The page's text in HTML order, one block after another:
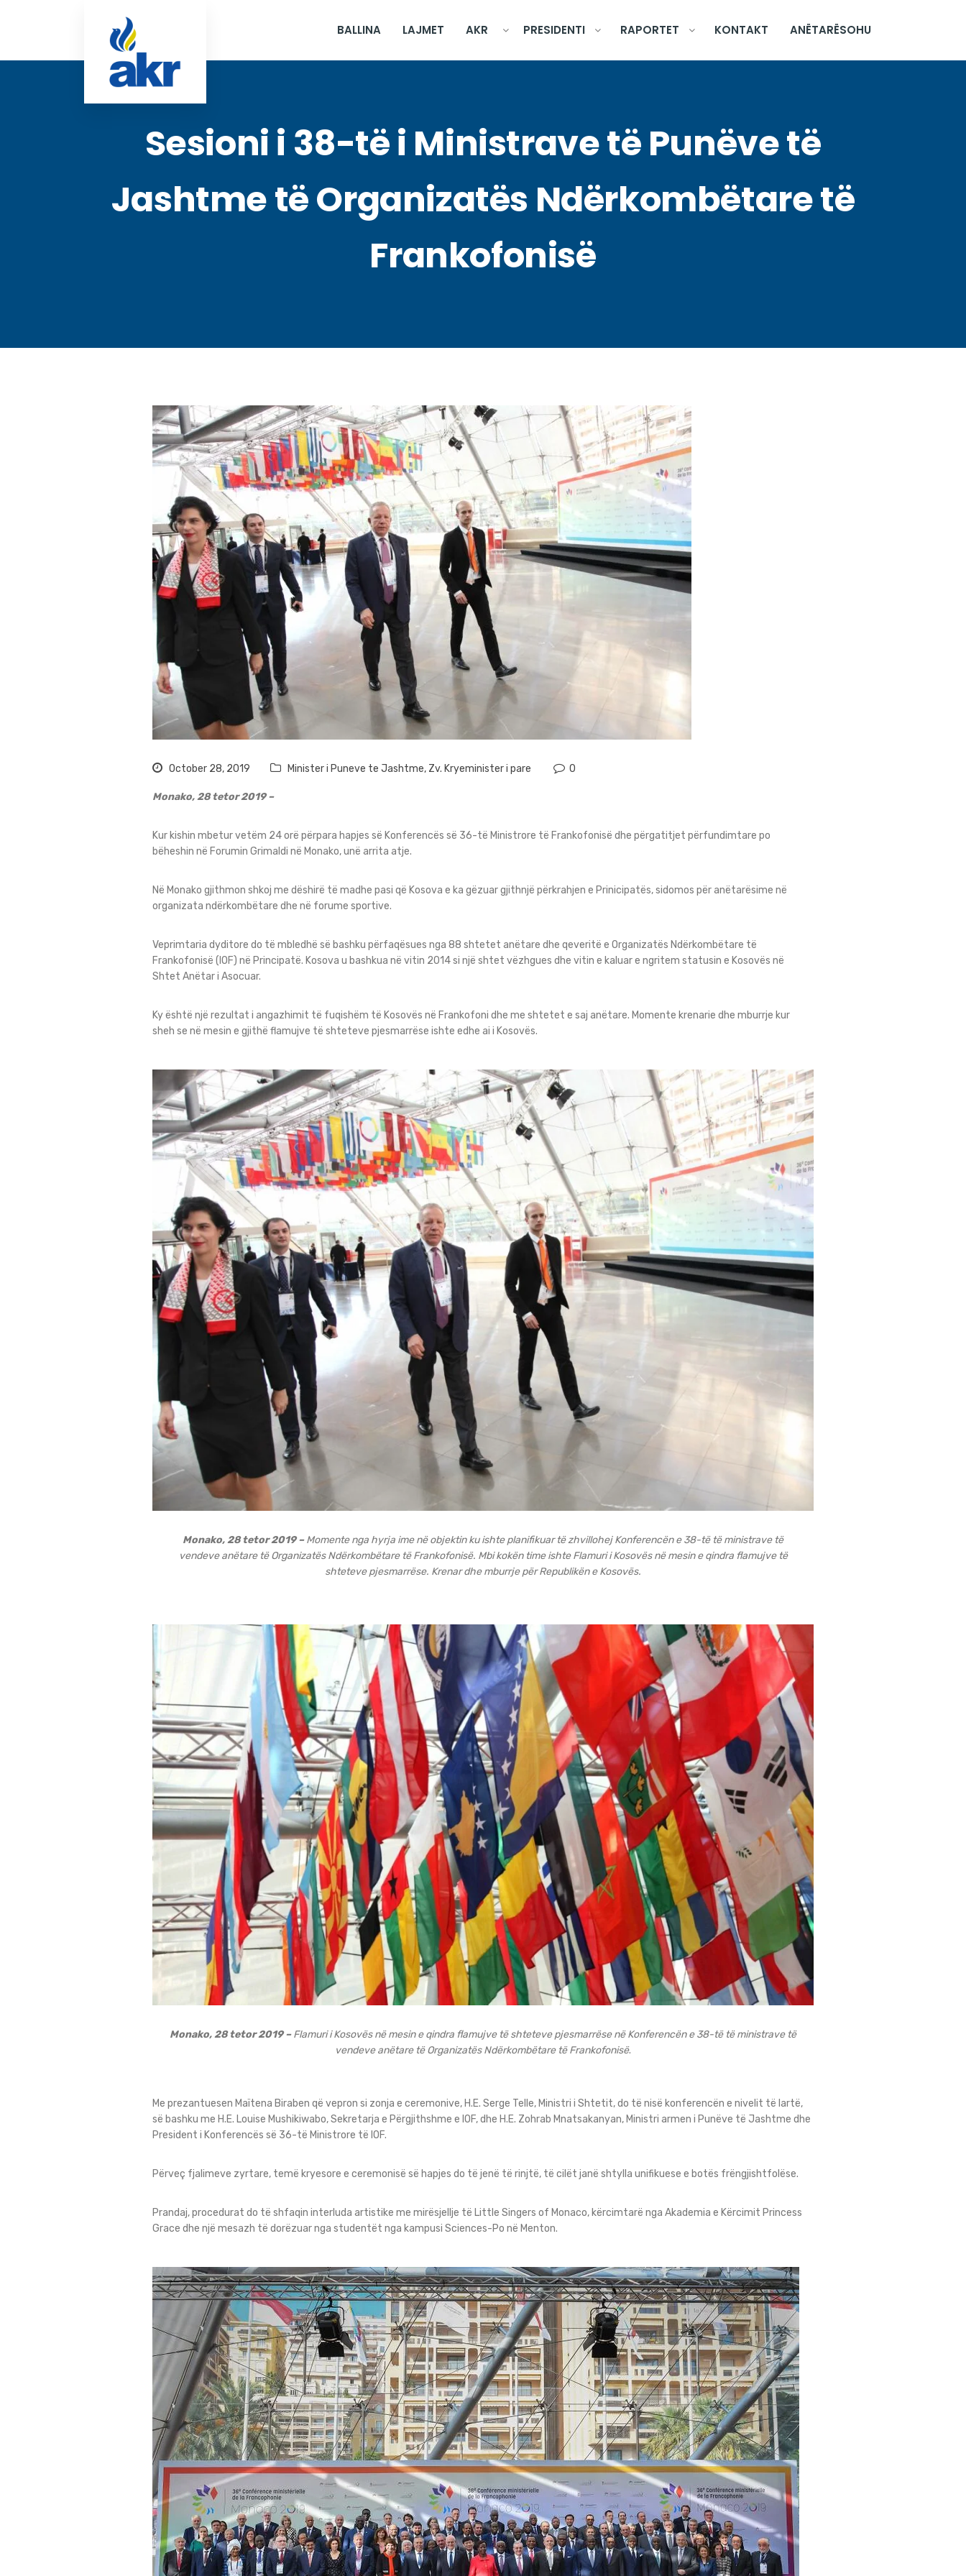
BALLINA LAJMET AKR PRESIDENTI RAPORTET KONTAKT ANËTARËSOHU
Sesioni i 38-të i Ministrave të Punëve të
Jashtme të Organizatës Ndërkombëtare të
Frankofonisë
October 28, 2019 Minister i Puneve te Jashtme, Zv. Kryeminister i pare 0
Monako, 28 tetor 2019 –
Kur kishin mbetur vetëm 24 orë përpara hapjes së Konferencës së 36-të Ministrore të Frankofonisë dhe përgatitjet përfundimtare po
bëheshin në Forumin Grimaldi në Monako, unë arrita atje.
Në Monako gjithmon shkoj me dëshirë të madhe pasi që Kosova e ka gëzuar gjithnjë përkrahjen e Prinicipatës, sidomos për anëtarësime në
organizata ndërkombëtare dhe në forume sportive.
Veprimtaria dyditore do të mbledhë së bashku përfaqësues nga 88 shtetet anëtare dhe qeveritë e Organizatës Ndërkombëtare të
Frankofonisë (IOF) në Principatë. Kosova u bashkua në vitin 2014 si një shtet vëzhgues dhe vitin e kaluar e ngritem statusin e Kosovës në
Shtet Anëtar i Asocuar.
Ky është një rezultat i angazhimit të fuqishëm të Kosovës në Frankofoni dhe me shtetet e saj anëtare. Momente krenarie dhe mburrje kur
sheh se në mesin e gjithë flamujve të shteteve pjesmarrëse ishte edhe ai i Kosovës.
Monako, 28 tetor 2019 –Momente nga hyrja ime në objektin ku ishte planifikuar të zhvillohej Konferencën e 38-të të ministrave të
vendeve anëtare të Organizatës Ndërkombëtare të Frankofonisë. Mbi kokën time ishte Flamuri i Kosovës në mesin e qindra flamujve të
shteteve pjesmarrëse. Krenar dhe mburrje për Republikën e Kosovës.
Monako, 28 tetor 2019 –Flamuri i Kosovës në mesin e qindra flamujve të shteteve pjesmarrëse në Konferencën e 38-të të ministrave të
vendeve anëtare të Organizatës Ndërkombëtare të Frankofonisë.
Me prezantuesen Maïtena Biraben që vepron si zonja e ceremonive, H.E. Serge Telle, Ministri i Shtetit, do të nisë konferencën e nivelit të lartë,
së bashku me H.E. Louise Mushikiwabo, Sekretarja e Përgjithshme e IOF, dhe H.E. Zohrab Mnatsakanyan, Ministri armen i Punëve të Jashtme dhe
President i Konferencës së 36-të Ministrore të IOF.
Përveç fjalimeve zyrtare, temë kryesore e ceremonisë së hapjes do të jenë të rinjtë, të cilët janë shtylla unifikuese e botës frëngjishtfolëse.
Prandaj, procedurat do të shfaqin interluda artistike me mirësjellje të Little Singers of Monaco, kërcimtarë nga Akademia e Kërcimit Princess
Grace dhe një mesazh të dorëzuar nga studentët nga kampusi Sciences-Po në Menton.